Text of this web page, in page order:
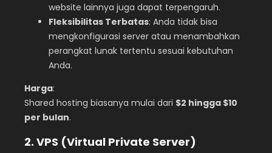
website lainnya juga dapat terpengaruh.
Fleksibilitas Terbatas: Anda tidak bisa
mengkonfigurasi server atau menambahkan
perangkat lunak tertentu sesuai kebutuhan
Anda.
Harga:
Shared hosting biasanya mulai dari $2 hingga $10
per bulan.
2. VPS (Virtual Private Server)